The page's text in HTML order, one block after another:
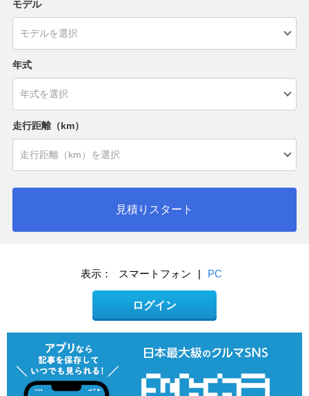
モデル
年式
走行距離（km）
見積りスタート
表示： スマートフォン | PC
ログイン